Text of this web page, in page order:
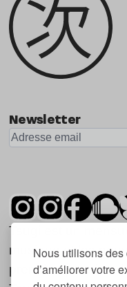
Nous utilisons
d’améliorer votre
Newsletter
Tsugi est un
musique et les
première parution